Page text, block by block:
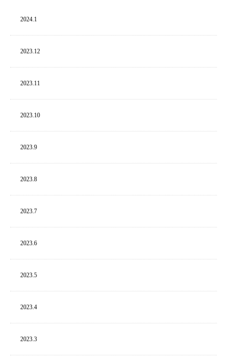
2024. 1
2023. 12
2023. 11
2023. 10
2023. 9
2023. 8
2023. 7
2023. 6
2023. 5
2023. 4
2023. 3